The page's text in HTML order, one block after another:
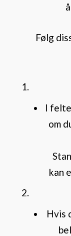
Følg
I
om
kan
Hvis